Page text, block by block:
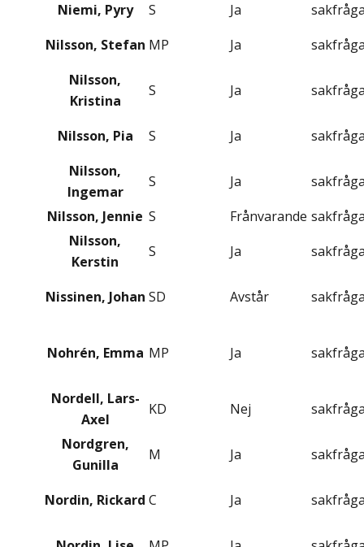
Niemi, Pyry
S Ja
Nilsson, Stefan MP Ja
Nilsson,
Kristina
S Ja
Nilsson, Pia S Ja
Nilsson,
Ingemar
S Ja
Nilsson, Jennie S Frånvarande
Nilsson,
Kerstin
S Ja
Nissinen, Johan SD Avstår
Nohrén, Emma MP Ja
Nordell, Lars-
Axel
KD Nej
Nordgren,
Gunilla
M Ja
Nordin, Rickard C Ja